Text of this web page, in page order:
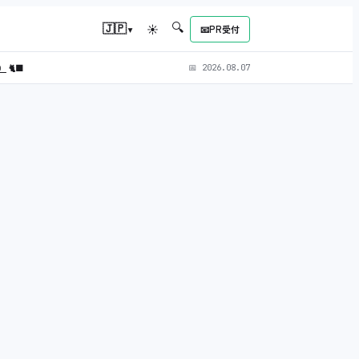
🇯🇵▾ ☀ 🔍 📧PR受付
🐈‍⬛ 📅 2026.08.07